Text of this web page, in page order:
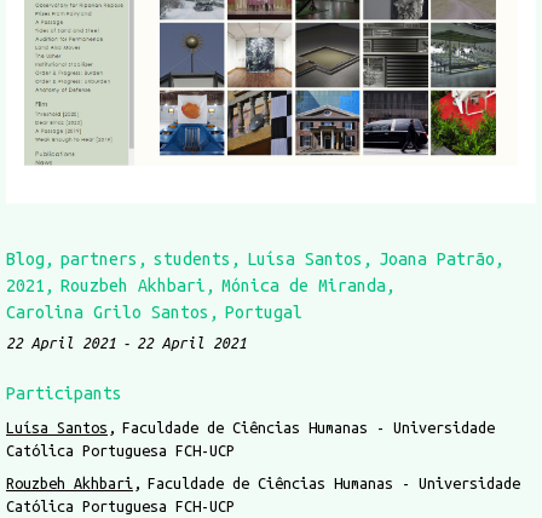
Blog partners students Luísa Santos
Joana Patrão
2021
Rouzbeh Akhbari
Mónica de Miranda
Carolina Grilo Santos
Portugal
22 April 2021 22 April 2021
Participants
Luísa Santos
Faculdade de Ciências Humanas - Universidade
Católica Portuguesa FCH-UCP
Rouzbeh Akhbari
Faculdade de Ciências Humanas - Universidade
Católica Portuguesa FCH-UCP